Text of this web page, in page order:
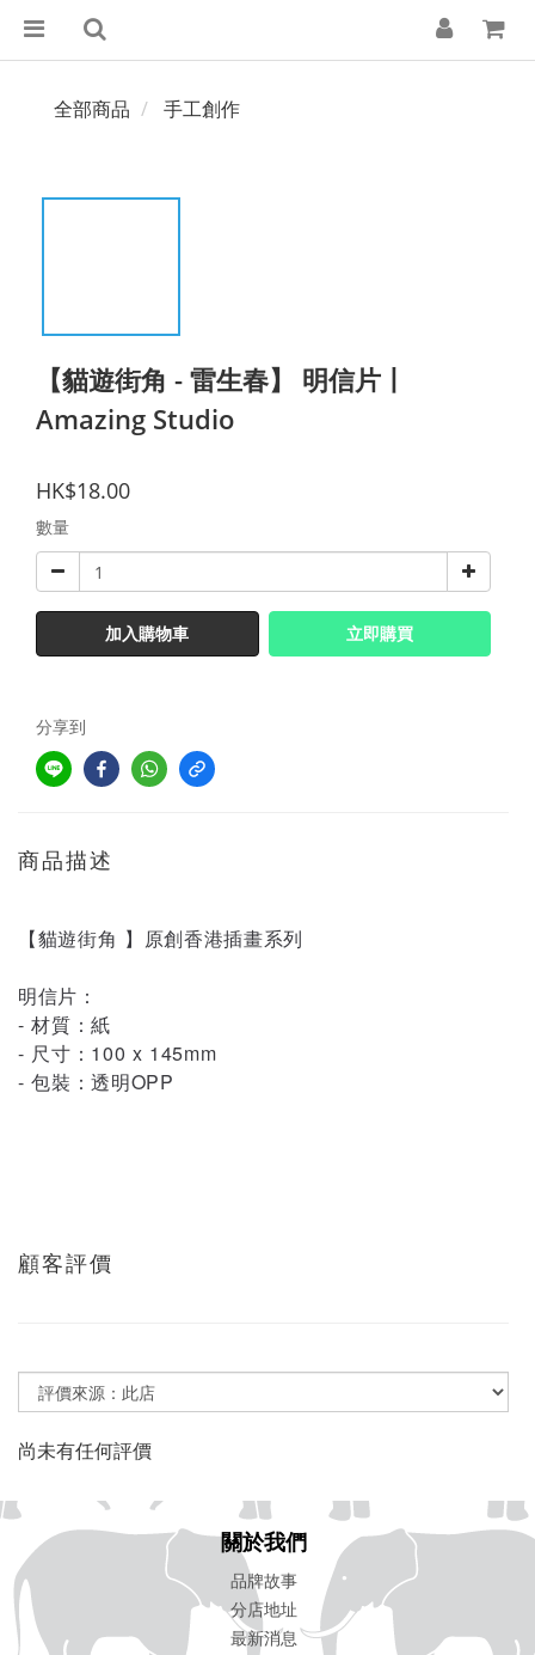
全部商品 手工創作
【貓遊街角 - 雷生春】 明信片丨
Amazing Studio
HK$18.00
數量
加入購物車 立即購買
分享到
商品描述
【貓遊街角 】原創香港插畫系列
明信片：
- 材質：紙
- 尺寸：100 x 145mm
- 包裝：透明OPP
顧客評價
尚未有任何評價
關於我們
品牌故事
分店地址
最新消息